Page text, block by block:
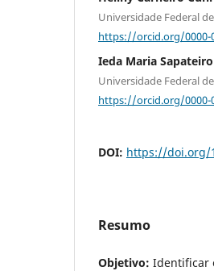
Universidade Federal
https://orcid.org/0000-
Ieda Maria
Universidade Federal
https://orcid.org/0000-
DOI: https://doi.org/
Resumo
Objetivo: Identificar